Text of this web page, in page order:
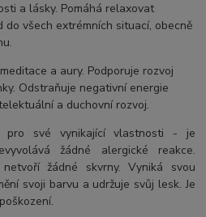
a lásky. Pomáhá relaxovat
všech extrémních situací, obecně
a aury. Podporuje rozvoj
Odstraňuje negativní energie
a duchovní rozvoj.
své vynikající vlastnosti - je
žádné alergické reakce.
žádné skvrny. Vyniká svou
svoji barvu a udržuje svůj lesk. Je